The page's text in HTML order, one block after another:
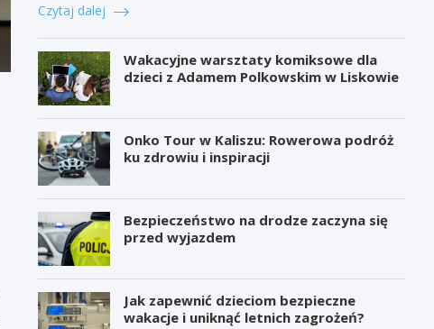
Czytaj dalej
Wakacyjne warsztaty komiksowe dla
dzieci z Adamem Polkowskim w Liskowie
Onko Tour w Kaliszu: Rowerowa podróż
ku zdrowiu i inspiracji
Bezpieczeństwo na drodze zaczyna się
przed wyjazdem
Jak zapewnić dzieciom bezpieczne
wakacje i uniknąć letnich zagrożeń?